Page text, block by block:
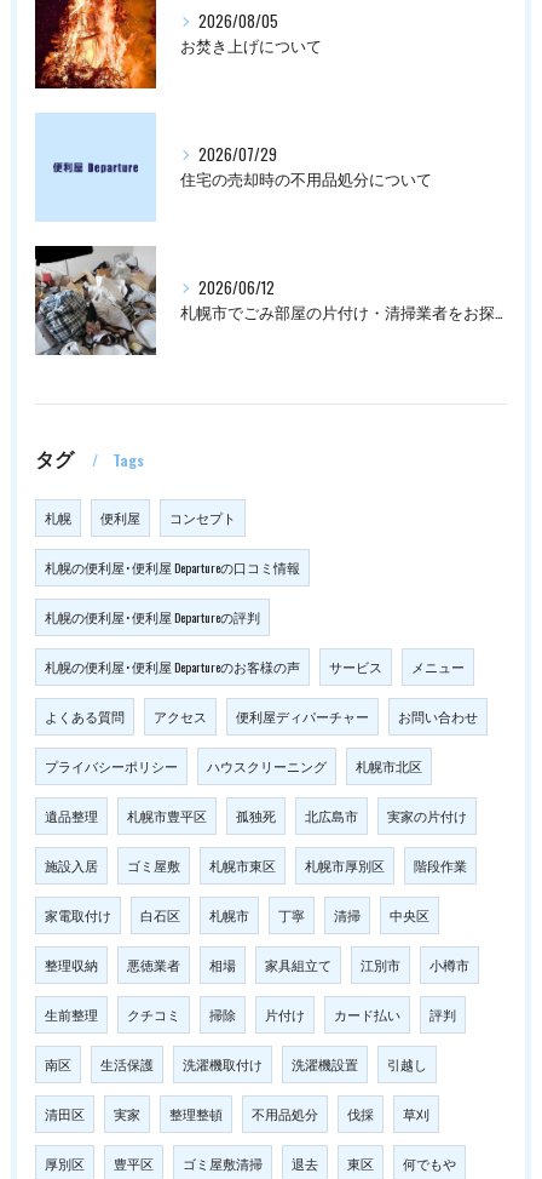
2026/08/05
お焚き上げについて
2026/07/29
住宅の売却時の不用品処分について
2026/06/12
タグ Tags
札幌 便利屋 コンセプト
札幌の便利屋･便利屋 Departureの口コミ情報
札幌の便利屋･便利屋 Departureの評判
札幌の便利屋･便利屋 Departureのお客様の声 サービス メニュー
よくある質問 アクセス 便利屋ディパーチャー お問い合わせ
プライバシーポリシー ハウスクリーニング 札幌市北区
遺品整理 札幌市豊平区 孤独死 北広島市 実家の片付け
施設入居 ゴミ屋敷 札幌市東区 札幌市厚別区 階段作業
家電取付け 白石区 札幌市 丁寧 清掃 中央区
整理収納 悪徳業者 相場 家具組立て 江別市 小樽市
生前整理 クチコミ 掃除 片付け カード払い 評判
南区 生活保護 洗濯機取付け 洗濯機設置 引越し
清田区 実家 整理整頓 不用品処分 伐採 草刈
厚別区 豊平区 ゴミ屋敷清掃 退去 東区 何でもや